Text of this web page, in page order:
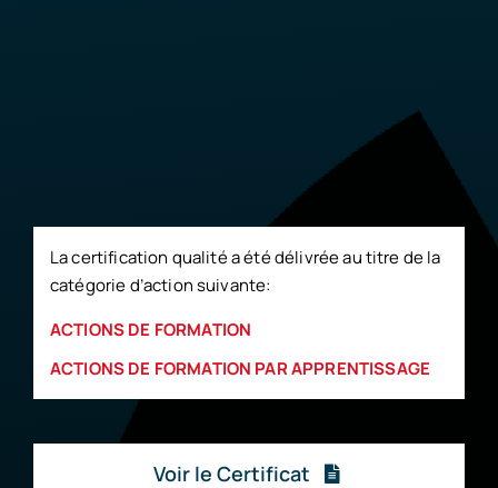
La certification qualité a été délivrée au titre de la
catégorie d’action suivante:
ACTIONS DE FORMATION
ACTIONS DE FORMATION PAR APPRENTISSAGE
Voir le Certificat